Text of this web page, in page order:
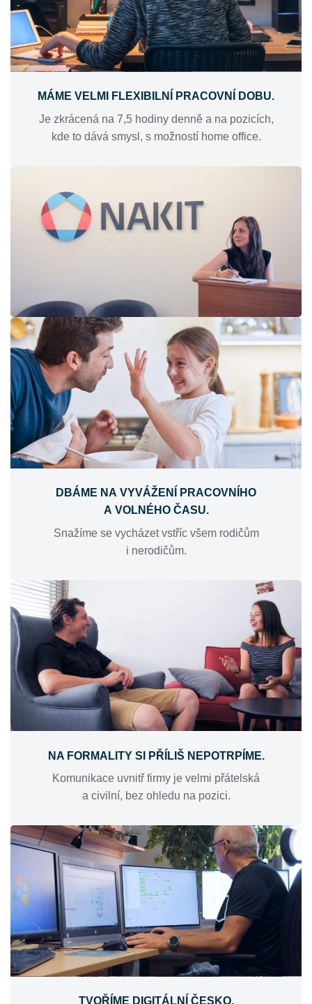
MÁME VELMI FLEXIBILNÍ PRACOVNÍ DOBU.
Je zkrácená na 7,5 hodiny denně a na pozicích,
kde to dává smysl, s možností home office.
DBÁME NA VYVÁŽENÍ PRACOVNÍHO
A VOLNÉHO ČASU.
Snažíme se vycházet vstříc všem rodičům
i nerodičům.
NA FORMALITY SI PŘÍLIŠ NEPOTRPÍME.
Komunikace uvnitř firmy je velmi přátelská
a civilní, bez ohledu na pozici.
TVOŘÍME DIGITÁLNÍ ČESKO.